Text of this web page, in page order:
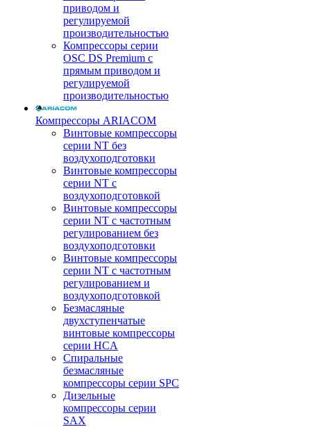
приводом и
регулируемой
производительностью
Компрессоры серии
OSC DS Premium с
прямым приводом и
регулируемой
производительностью
Компрессоры ARIACOM
Винтовые компрессоры
серии NT без
воздухоподготовки
Винтовые компрессоры
серии NT c
воздухоподготовкой
Винтовые компрессоры
серии NT с частотным
регулированием без
воздухоподготовки
Винтовые компрессоры
серии NT с частотным
регулированием и
воздухоподготовкой
Безмасляные
двухступенчатые
винтовые компрессоры
серии HCA
Спиральные
безмасляные
компрессоры серии SPC
Дизельные
компрессоры серии
SAX